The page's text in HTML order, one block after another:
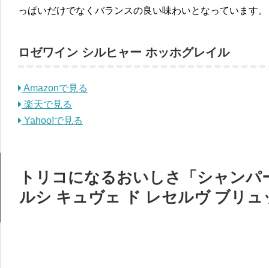
っぱいだけでなくバランスの良い味わいとなっています。
ロゼワイン シルヒャー ホッホグレイル
Amazonで見る
楽天で見る
Yahoo!で見る
トリコになるおいしさ「シャン
ルシ キュヴェ ド レセルヴ ブリュ